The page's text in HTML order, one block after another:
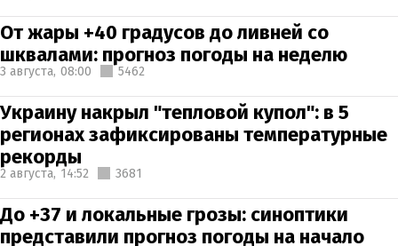
От жары +40 градусов до ливней со
шквалами: прогноз погоды на неделю
3 августа, 08:00 5462
Украину накрыл "тепловой купол": в 5
регионах зафиксированы температурные
рекорды
2 августа, 14:52 3681
До +37 и локальные грозы: синоптики
представили прогноз погоды на начало